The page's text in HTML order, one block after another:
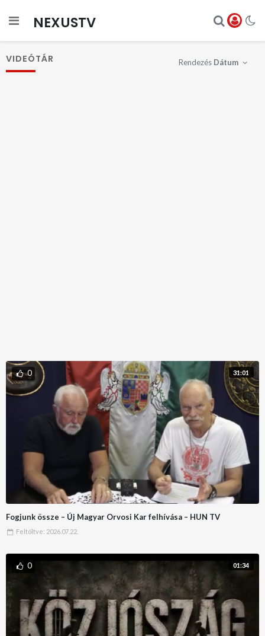
NEXUSTV
VIDEÓTÁR Rendezés Dátum
31:01
0
Fogjunk össze – Új Magyar Orvosi Kar felhívása – HUN TV
Feltöltve: 2026.07.22.
01:34
0